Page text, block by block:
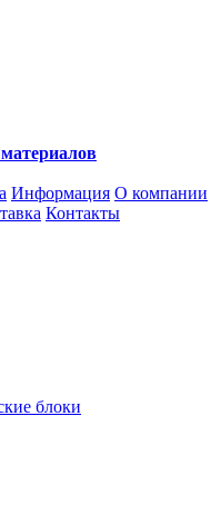
Информация О компании
Контакты
блоки